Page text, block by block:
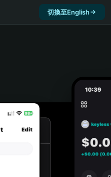
切換至English